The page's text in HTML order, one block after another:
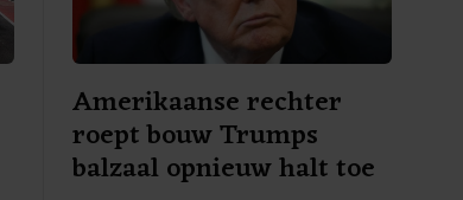
Amerikaanse rechter
roept bouw Trumps
balzaal opnieuw halt toe